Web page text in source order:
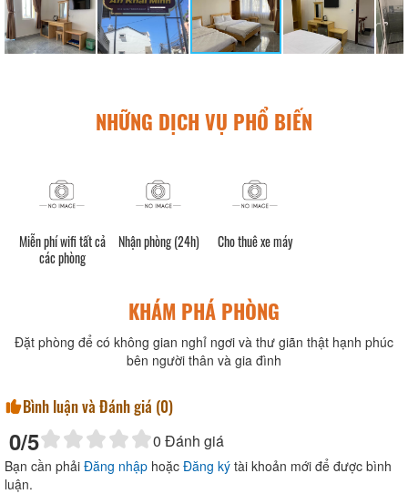
NHỮNG DỊCH VỤ PHỔ BIẾN
Miễn phí wifi tất cả
các phòng
Nhận phòng (24h) Cho thuê xe máy
KHÁM PHÁ PHÒNG
Đặt phòng để có không gian nghỉ ngơi và thư giãn thật hạnh phúc
bên người thân và gia đình
Bình luận và Đánh giá (0)
0/5 0 Đánh giá
Bạn cần phải Đăng nhập hoặc Đăng ký tài khoản mới để được bình
luận.